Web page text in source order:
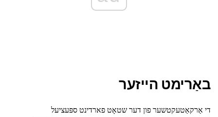
באַרימט הייזער
די אַרקאַטעקטשער פון דער שטאָט פארדינט ספּעציעל